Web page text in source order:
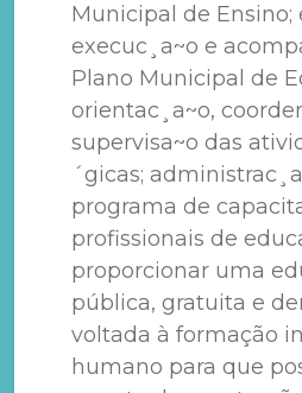
Municipal de Ensino;
execuc¸a~o e
Plano Municipal de
orientac¸a~o,
supervisa~o das
´gicas;
programa de
profissionais de
proporcionar uma
pública, gratuita e
voltada à formação
humano para que